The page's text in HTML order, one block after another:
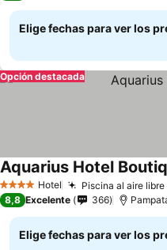
Elige fechas para ver los
Opción destacada
4 EstrellasHotel Piscina al aire
Aquarius Hotel
8,8 Excelente 366
Elige fechas para ver los